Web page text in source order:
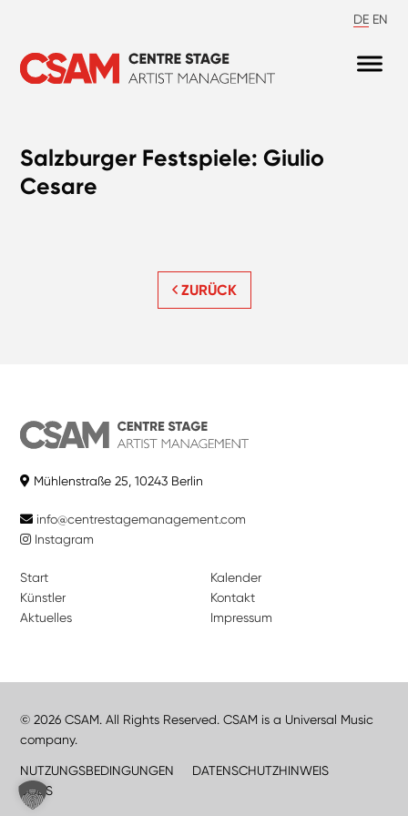
DE EN
Salzburger Festspiele: Giulio
Cesare
ZURÜCK
Mühlenstraße 25, 10243 Berlin
info@centrestagemanagement.com
Instagram
Start
Künstler
Aktuelles
Kalender
Kontakt
Impressum
© 2026 CSAM. All Rights Reserved. CSAM is a Universal Music
company.
NUTZUNGSBEDINGUNGEN
DATENSCHUTZHINWEIS
JOBS